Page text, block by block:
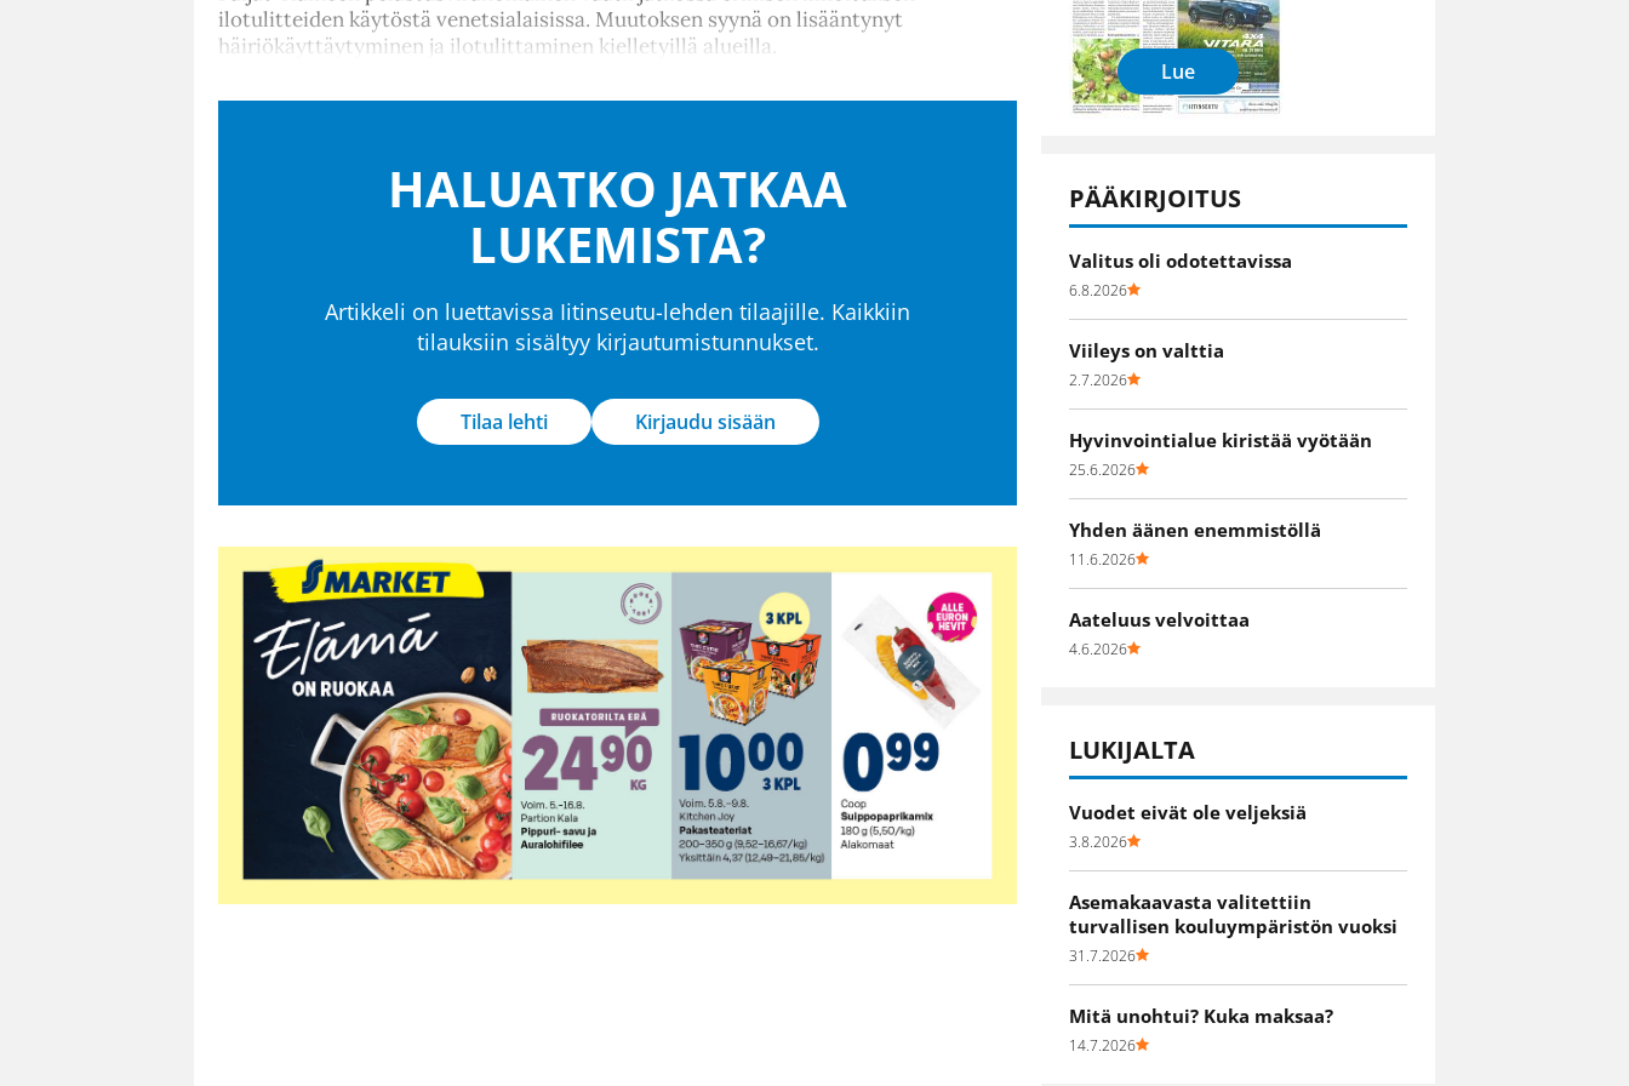
ilotulitteiden käytöstä venetsialaisissa. Muutoksen syynä on lisääntynyt
häiriökäyttäytyminen ja ilotulittaminen kielletyillä alueilla.
HALUATKO JATKAA
LUKEMISTA?
Artikkeli on luettavissa Iitinseutu-lehden tilaajille. Kaikkiin
tilauksiin sisältyy kirjautumistunnukset.
Tilaa lehti Kirjaudu sisään
Lue
PÄÄKIRJOITUS
Valitus oli odotettavissa
6.8.2026
Viileys on valttia
2.7.2026
Hyvinvointialue kiristää vyötään
25.6.2026
Yhden äänen enemmistöllä
11.6.2026
Aateluus velvoittaa
4.6.2026
LUKIJALTA
Vuodet eivät ole veljeksiä
3.8.2026
Asemakaavasta valitettiin
turvallisen kouluympäristön vuoksi
31.7.2026
Mitä unohtui? Kuka maksaa?
14.7.2026